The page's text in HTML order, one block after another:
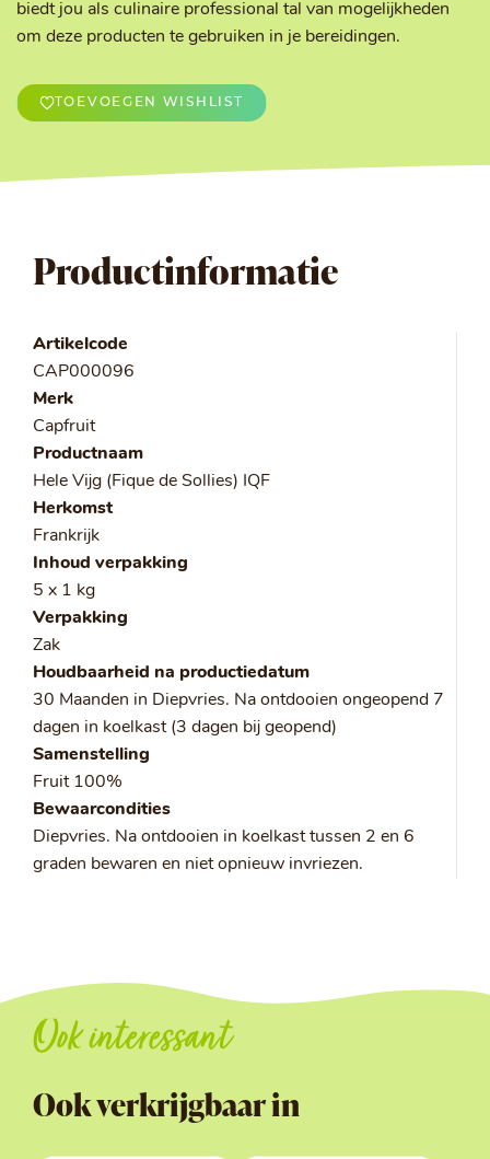
biedt jou als culinaire professional tal van mogelijkheden
om deze producten te gebruiken in je bereidingen.
TOEVOEGEN WISHLIST
Productinformatie
Artikelcode
CAP000096
Merk
Capfruit
Productnaam
Hele Vijg (Fique de Sollies) IQF
Herkomst
Frankrijk
Inhoud verpakking
5 x 1 kg
Verpakking
Zak
Houdbaarheid na productiedatum
30 Maanden in Diepvries. Na ontdooien ongeopend 7
dagen in koelkast (3 dagen bij geopend)
Samenstelling
Fruit 100%
Bewaarcondities
Diepvries. Na ontdooien in koelkast tussen 2 en 6
graden bewaren en niet opnieuw invriezen.
Ook interessant
Ook verkrijgbaar in